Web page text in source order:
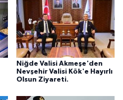
Niğde Valisi Akmeşe'den
Nevşehir Valisi Kök'e Hayırlı
Olsun Ziyareti.